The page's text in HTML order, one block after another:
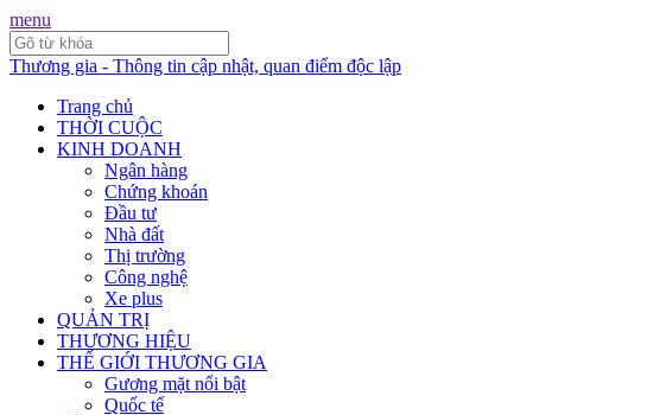
menu
Thương gia - Thông tin cập nhật, quan điểm độc lập
Trang chủ
THỜI CUỘC
KINH DOANH
Ngân hàng
Chứng khoán
Đầu tư
Nhà đất
Thị trường
Công nghệ
Xe plus
QUẢN TRỊ
THƯƠNG HIỆU
THẾ GIỚI THƯƠNG GIA
Gương mặt nổi bật
Quốc tế